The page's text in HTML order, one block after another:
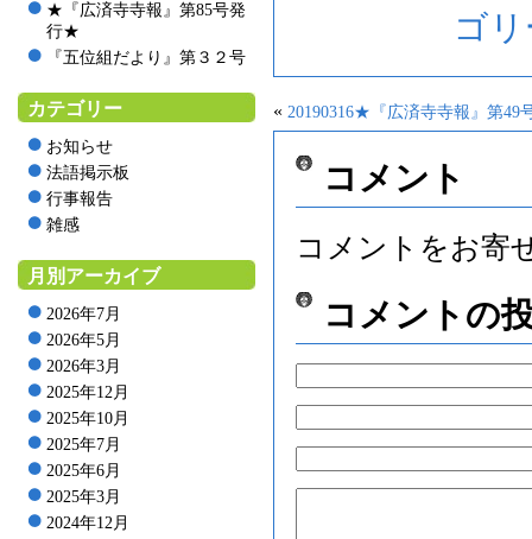
★『広済寺寺報』第85号発
行★
『五位組だより』第３２号
カテゴリー
お知らせ
法語掲示板
行事報告
雑感
月別アーカイブ
2026年7月
2026年5月
2026年3月
2025年12月
2025年10月
2025年7月
2025年6月
2025年3月
2024年12月
ゴ
« 20190316★『広済寺寺報』第49
コメント
コメントをお寄
コメントの